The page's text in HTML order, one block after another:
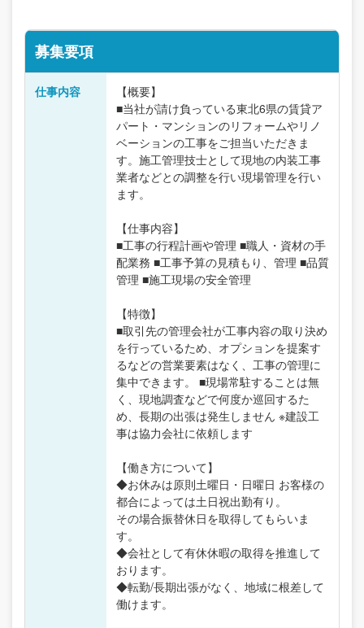
募集要項
仕事内容
【概要】
■当社が請け負っている東北6県の賃貸ア
パート・マンションのリフォームやリノ
ベーションの工事をご担当いただきま
す。施工管理技士として現地の内装工事
業者などとの調整を行い現場管理を行い
ます。
【仕事内容】
■工事の行程計画や管理 ■職人・資材の手
配業務 ■工事予算の見積もり、管理 ■品質
管理 ■施工現場の安全管理
【特徴】
■取引先の管理会社が工事内容の取り決め
を行っているため、オプションを提案す
るなどの営業要素はなく、工事の管理に
集中できます。 ■現場常駐することは無
く、現地調査などで何度か巡回するた
め、長期の出張は発生しません ※建設工
事は協力会社に依頼します
【働き方について】
◆お休みは原則土曜日・日曜日 お客様の
都合によっては土日祝出勤有り。
その場合振替休日を取得してもらいま
す。
◆会社として有休休暇の取得を推進して
おります。
◆転勤/長期出張がなく、地域に根差して
働けます。